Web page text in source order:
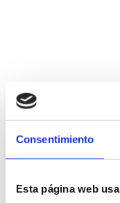
Consentimiento
Esta página web